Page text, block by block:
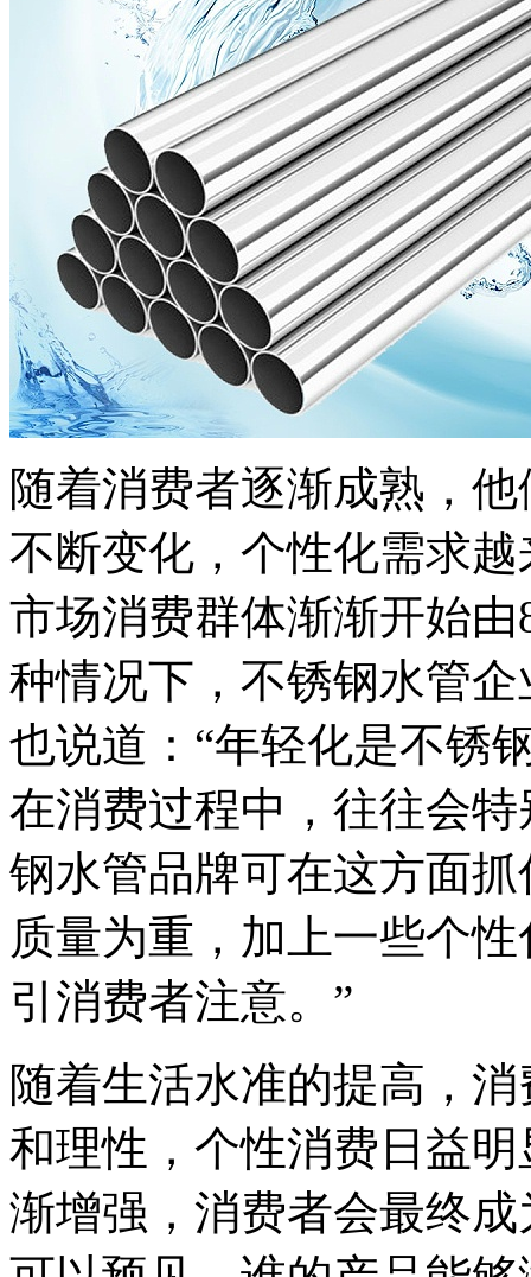
随着消费者逐渐成熟，
不断变化，个性化需求
市场消费群体渐渐开始
种情况下，不锈钢水管
也说道：“年轻化是不锈
在消费过程中，往往会
钢水管品牌可在这方面
质量为重，加上一些个
引消费者注意。”
随着生活水准的提高，
和理性，个性消费日益
渐增强，消费者会最终